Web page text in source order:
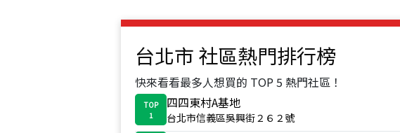
台北市 社區熱門排行榜
快來看看最多人想買的 TOP 5 熱門社區！
TOP
1
四四東村A基地
台北市信義區吳興街２６２號